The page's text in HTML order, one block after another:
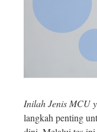
Inilah Jenis MCU
langkah penting